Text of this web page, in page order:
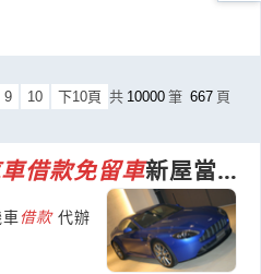
9 10 下10頁 共 10000 筆 667 頁
借款免留車新屋當舖
借款免 留車大降息
借款代辦